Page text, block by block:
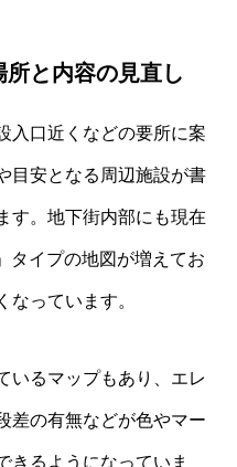
と内容の見直し
入口近くなどの要所に案
目安となる周辺施設が書
す。地下街内部にも現在
タイプの地図が増えてお
なっています。
いるマップもあり、エレ
差の有無などが色やマー
きるようになっていま